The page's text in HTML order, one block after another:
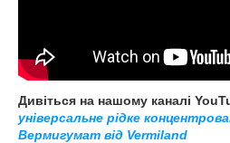
Дивіться на нашому каналі
універсальне рідке
Вермигумат від Vermiland